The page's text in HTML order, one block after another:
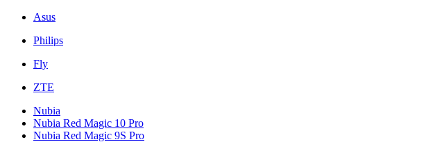
Asus
Philips
Fly
ZTE
Nubia
Nubia Red Magic 10 Pro
Nubia Red Magic 9S Pro